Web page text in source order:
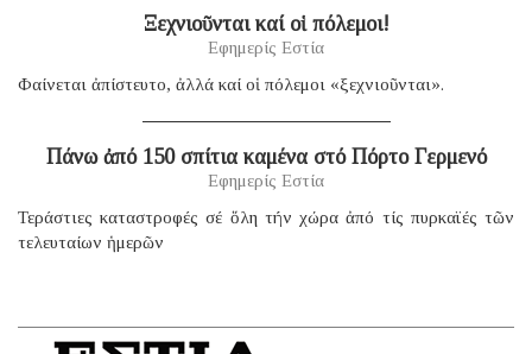
Ξεχνιοῦνται καί οἱ πόλεμοι!
Εφημερίς Εστία
Φαίνεται ἀπίστευτο, ἀλλά καί οἱ πόλεμοι «ξεχνιοῦνται».
Πάνω ἀπό 150 σπίτια καμένα στό Πόρτο Γερμενό
Εφημερίς Εστία
Τεράστιες καταστροφές σέ ὅλη τήν χώρα ἀπό τίς πυρκαϊές τῶν
τελευταίων ἡμερῶν